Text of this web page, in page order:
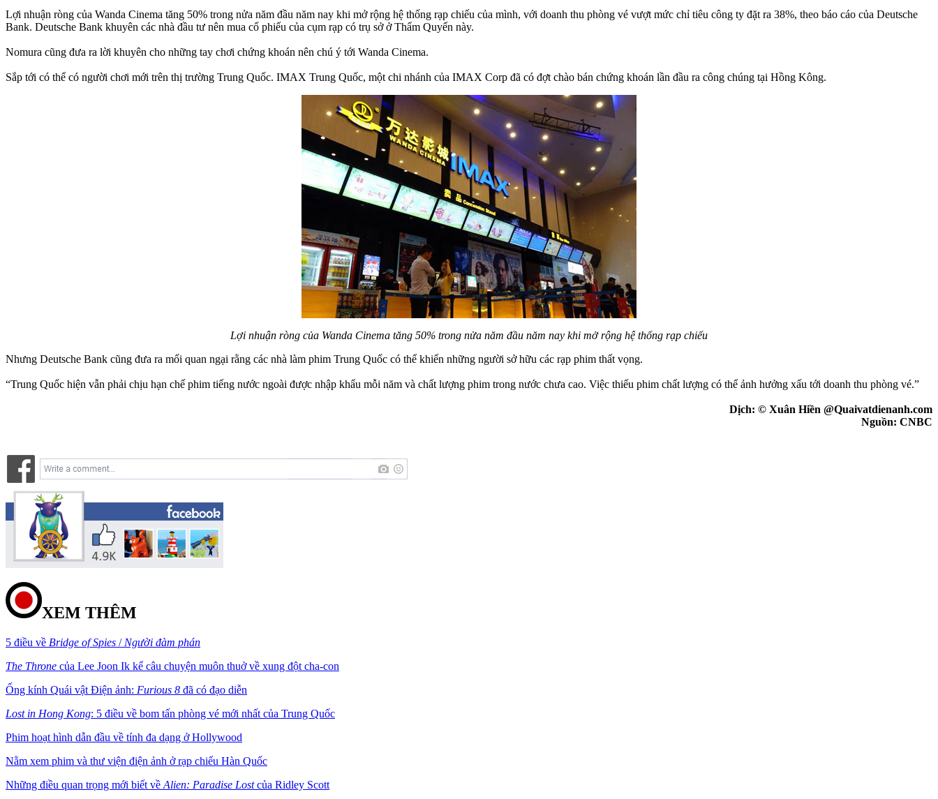
Lợi nhuận ròng của Wanda Cinema tăng 50% trong nửa năm đầu năm nay khi mở rộng hệ thống rạp chiếu của mình, với doanh thu phòng vé vượt mức chỉ tiêu công ty đặt ra 38%, theo báo cáo của Deutsche
Bank. Deutsche Bank khuyên các nhà đầu tư nên mua cổ phiếu của cụm rạp có trụ sở ở Thẩm Quyến này.
Nomura cũng đưa ra lời khuyên cho những tay chơi chứng khoán nên chú ý tới Wanda Cinema.
Sắp tới có thể có người chơi mới trên thị trường Trung Quốc. IMAX Trung Quốc, một chi nhánh của IMAX Corp đã có đợt chào bán chứng khoán lần đầu ra công chúng tại Hồng Kông.
Lợi nhuận ròng của Wanda Cinema tăng 50% trong nửa năm đầu năm nay khi mở rộng hệ thống rạp chiếu
Nhưng Deutsche Bank cũng đưa ra mối quan ngại rằng các nhà làm phim Trung Quốc có thể khiến những người sở hữu các rạp phim thất vọng.
“Trung Quốc hiện vẫn phải chịu hạn chế phim tiếng nước ngoài được nhập khẩu mỗi năm và chất lượng phim trong nước chưa cao. Việc thiếu phim chất lượng có thể ảnh hưởng xấu tới doanh thu phòng vé.”
Dịch: © Xuân Hiền @Quaivatdienanh.com
Nguồn: CNBC
XEM THÊM
5 điều về Bridge of Spies / Người đàm phán
The Throne của Lee Joon Ik kể câu chuyện muôn thuở về xung đột cha-con
Ống kính Quái vật Điện ảnh: Furious 8 đã có đạo diễn
Lost in Hong Kong: 5 điều về bom tấn phòng vé mới nhất của Trung Quốc
Phim hoạt hình dẫn đầu về tính đa dạng ở Hollywood
Nằm xem phim và thư viện điện ảnh ở rạp chiếu Hàn Quốc
Những điều quan trọng mới biết về Alien: Paradise Lostcủa Ridley Scott